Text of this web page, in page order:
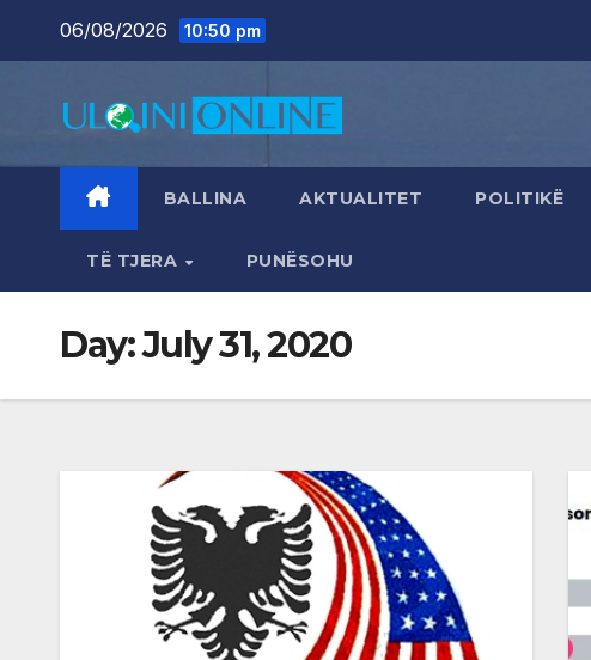
06/08/2026 10:50 pm
BALLINA AKTUALITET POLITIKË
TË TJERA PUNËSOHU
Day:July 31, 2020